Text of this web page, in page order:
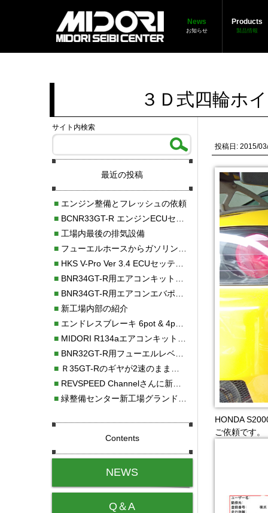
News
お知らせ
Products
製品情報
３Ｄ式四輪ホ
投稿日: 2015/
HONDA
ご依頼です。
サイト内検索
最近の投稿
■エンジン整備とフレッシュの依頼
■BCNR33GT-R エンジンECUセッティング調整
■工場内最後の排気設備
■フューエルホースからガソリン漏れ
■HKS V-Pro Ver 3.4 ECUセッティング
■BNR34GT-R用エアコンキット新発売！！
■BNR34GT-R用エアコンエバポレーターを新発売！！
■新工場内部の紹介
■エンドレスブレーキ 6pot & 4potオーバーホール
■MIDORI R134aエアコンキットタイプⅡ取り付け
■BNR32GT-R用フューエルレベルセンサー新発売！！
■Ｒ35GT-Rのギヤが2速のまま変速しない！！
■REVSPEED Channelさんに新社屋を紹介していただきました!!
■緑整備センター新工場グランドオープン・続報
Contents
NEWS
Q＆A